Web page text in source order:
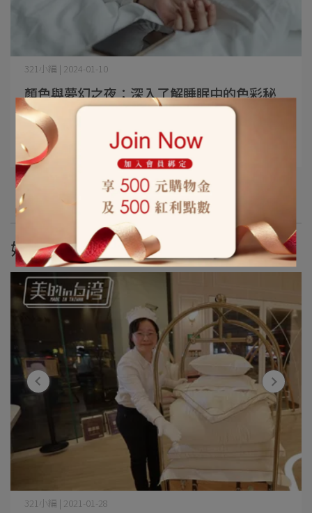
321小編 | 2024-01-10
顏色與夢幻之夜：深入了解睡眠中的色彩秘
密
もっと見る ->
記事をもっと見る
媒體報導
321小編 | 2021-01-28